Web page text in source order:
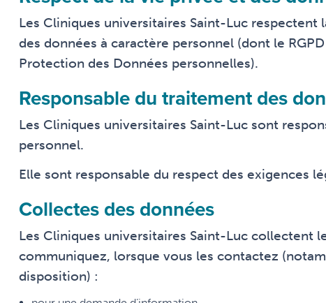
Les Cliniques universitaires Saint-Luc
des données à caractère personnel (dont le
Protection des Données personnelles).
Responsable du traitement des
Les Cliniques universitaires Saint-Luc sont
personnel.
Elle sont responsable du respect des exigences
Collectes des données
Les Cliniques universitaires Saint-Luc collectent
communiquez, lorsque vous les contactez
disposition) :